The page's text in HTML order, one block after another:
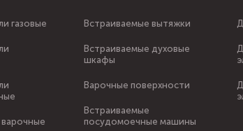
газовые Встраиваемые вытяжки
Встраиваемые духовые
шкафы
Варочные поверхности
Встраиваемые
посудомоечные машины